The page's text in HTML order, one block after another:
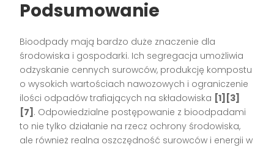
Podsumowanie
Bioodpady mają bardzo duże znaczenie dla
środowiska i gospodarki. Ich segregacja umożliwia
odzyskanie cennych surowców, produkcję kompostu
o wysokich wartościach nawozowych i ograniczenie
ilości odpadów trafiających na składowiska [1][3]
[7] . Odpowiedzialne postępowanie z bioodpadami
to nie tylko działanie na rzecz ochrony środowiska,
ale również realna oszczędność surowców i energii w